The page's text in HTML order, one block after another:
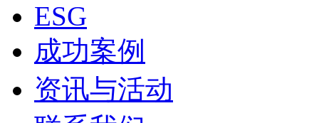
ESG
成功案例
资讯与活动